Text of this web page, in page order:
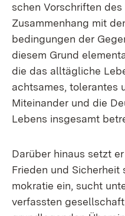
schen Vor­schrif­ten
Zu­sam­men­hang mit
be­din­gun­gen der
die­sem Grund
die das all­täg­li­che
acht­sa­mes, to­le­ran­tes
Mit­ein­an­der und die
Le­bens ins­ge­samt
Dar­über hin­aus setzt
Frie­den und
mo­kra­tie ein, sucht
ver­fass­ten